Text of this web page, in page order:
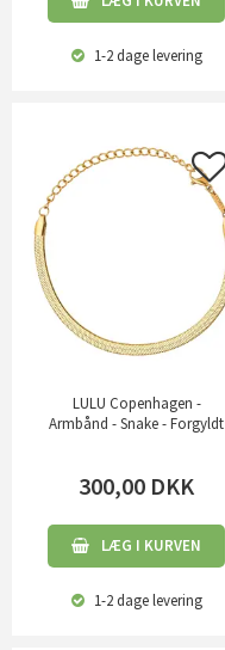
1-2 dagelevering
LULU Copenhagen -
Armbånd - Snake - Forgyldt
300,00 DKK
LÆG I KURVEN
1-2 dagelevering